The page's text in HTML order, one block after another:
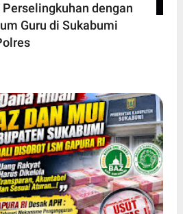
dengan
Guru di Sukabumi